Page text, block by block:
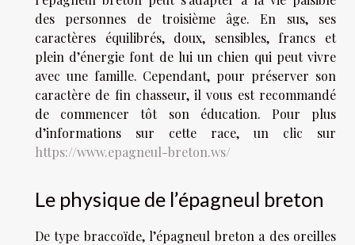
des personnes de troisième âge. En sus, ses
caractères équilibrés, doux, sensibles, francs et
plein d’énergie font de lui un chien qui peut vivre
avec une famille. Cependant, pour préserver son
caractère de fin chasseur, il vous est recommandé
de commencer tôt son éducation. Pour plus
d’informations sur cette race, un clic sur
https://www.epagneul-breton.ws/
Le physique de l’épagneul breton
De type braccoïde, l’épagneul breton a des oreilles